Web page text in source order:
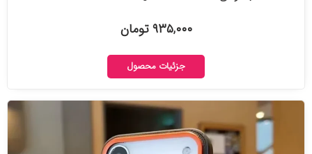
۹۳۵,۰۰۰ تومان
جزئیات محصول